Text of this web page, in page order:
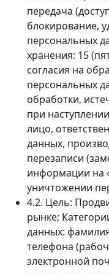
передача
блокирование,
персональных
хранения: 15
согласия на
персональных
обработки,
при
лицо,
данных,
перезаписи
информации на
уничтожении
4.2. Цель:
рынке;
данных:
телефона
электронной